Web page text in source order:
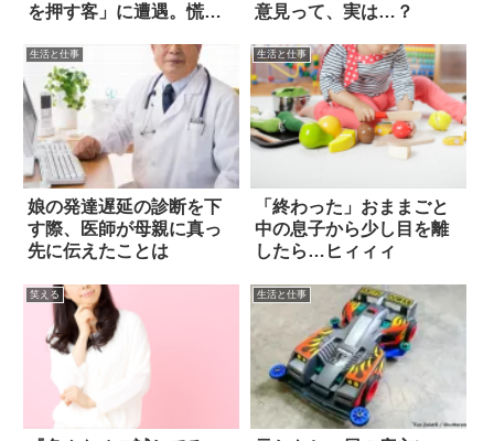
を押す客」に遭遇。慌て
意見って、実は…？
生活と仕事
娘の発達遅延の診断を下
す際、医師が母親に真っ
先に伝えたことは
生活と仕事
「終わった」おままごと
中の息子から少し目を離
したら…ヒィィィ
笑える 生活と仕事